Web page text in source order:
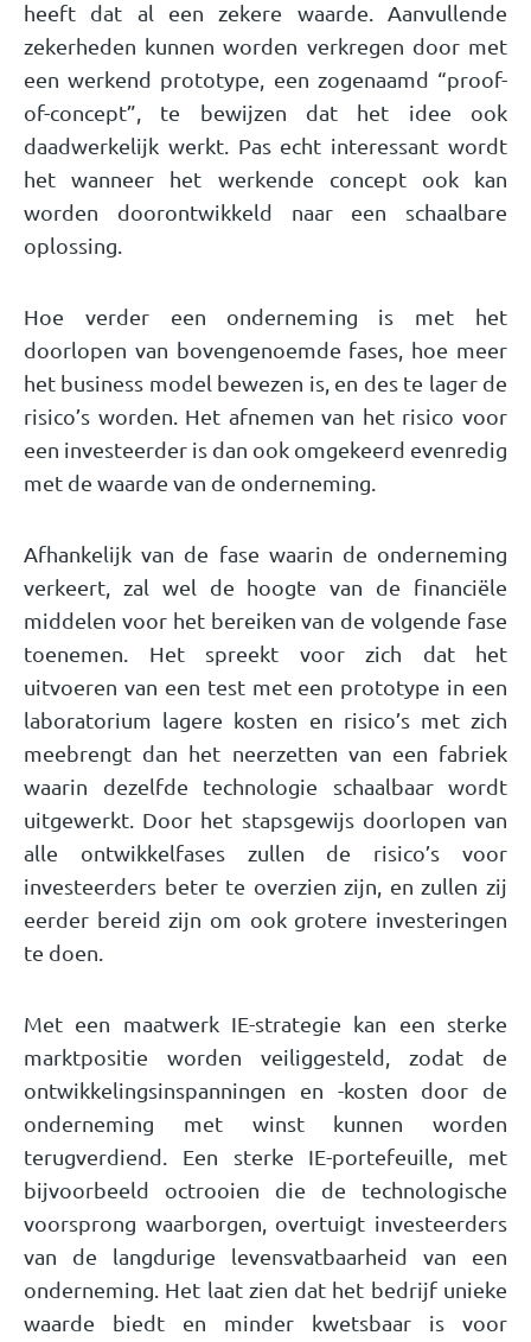
heeft dat al een zekere waarde. Aanvullende
zekerheden kunnen worden verkregen door met
een werkend prototype, een zogenaamd “proof-
of-concept”, te bewijzen dat het idee ook
daadwerkelijk werkt. Pas echt interessant wordt
het wanneer het werkende concept ook kan
worden doorontwikkeld naar een schaalbare
oplossing.
Hoe verder een onderneming is met het
doorlopen van bovengenoemde fases, hoe meer
het business model bewezen is, en des te lager de
risico’s worden. Het afnemen van het risico voor
een investeerder is dan ook omgekeerd evenredig
met de waarde van de onderneming.
Afhankelijk van de fase waarin de onderneming
verkeert, zal wel de hoogte van de financiële
middelen voor het bereiken van de volgende fase
toenemen. Het spreekt voor zich dat het
uitvoeren van een test met een prototype in een
laboratorium lagere kosten en risico’s met zich
meebrengt dan het neerzetten van een fabriek
waarin dezelfde technologie schaalbaar wordt
uitgewerkt. Door het stapsgewijs doorlopen van
alle ontwikkelfases zullen de risico’s voor
investeerders beter te overzien zijn, en zullen zij
eerder bereid zijn om ook grotere investeringen
te doen.
Met een maatwerk IE-strategie kan een sterke
marktpositie worden veiliggesteld, zodat de
ontwikkelingsinspanningen en -kosten door de
onderneming met winst kunnen worden
terugverdiend. Een sterke IE-portefeuille, met
bijvoorbeeld octrooien die de technologische
voorsprong waarborgen, overtuigt investeerders
van de langdurige levensvatbaarheid van een
onderneming. Het laat zien dat het bedrijf unieke
waarde biedt en minder kwetsbaar is voor